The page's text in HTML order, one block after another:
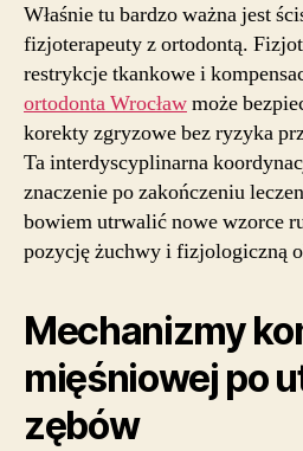
Właśnie tu bardzo ważna jest
fizjoterapeuty z ortodontą.
restrykcje tkankowe i
ortodonta Wrocławmoże
korekty zgryzowe bez ryzyka
Ta interdyscyplinarna
znaczenie po zakończeniu
bowiem utrwalić nowe wzorce
pozycję żuchwy i fizjologiczną
Mechanizmy
mięśniowej po
zębów